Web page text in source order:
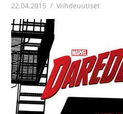
22.04.2015 mestanet
Viihdeuutiset